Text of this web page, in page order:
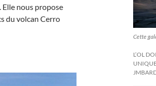
nous propose
du volcan Cerro
Cette
L’OL